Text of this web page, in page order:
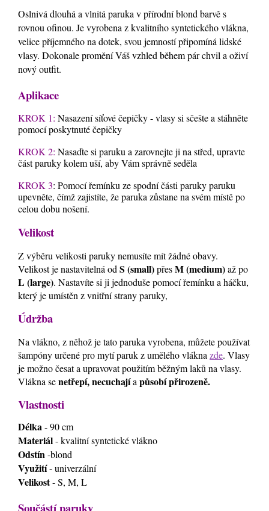
Oslnivá dlouhá a vlnitá paruka v přírodní blond barvě s
rovnou ofinou. Je vyrobena z kvalitního syntetického vlákna,
velice příjemného na dotek, svou jemností připomíná lidské
vlasy. Dokonale promění Váš vzhled během pár chvil a oživí
nový outfit.
Aplikace
KROK 1: Nasazení síťové čepičky - vlasy si sčešte a stáhněte
pomocí poskytnuté čepičky
KROK 2: Nasaďte si paruku a zarovnejte ji na střed, upravte
část paruky kolem uší, aby Vám správně seděla
KROK 3: Pomocí řemínku ze spodní části paruky paruku
upevněte, čímž zajistíte, že paruka zůstane na svém místě po
celou dobu nošení.
Velikost
Z výběru velikosti paruky nemusíte mít žádné obavy.
Velikost je nastavitelná od S (small)přesM (medium)až po
L (large). Nastavíte si ji jednoduše pomocí řemínku a háčku,
který je umístěn z vnitřní strany paruky,
Údržba
Na vlákno, z něhož je tato paruka vyrobena, můžete používat
šampóny určené pro mytí paruk z umělého vláknazde. Vlasy
je možno česat a upravovat použitím běžným laků na vlasy.
Vlákna senetřepí, necuchajíapůsobí přirozeně.
Vlastnosti
Délka- 90 cm
Materiál- kvalitní syntetické vlákno
Odstín-blond
Využití- univerzální
Velikost- S, M, L